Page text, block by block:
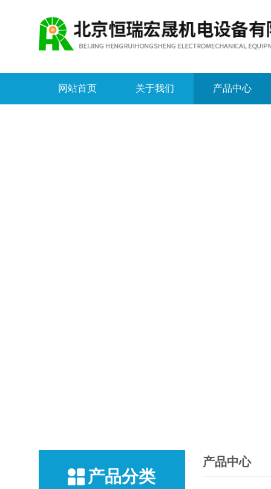
网站首页 关于我们 产品中心
产品分类
产品中心